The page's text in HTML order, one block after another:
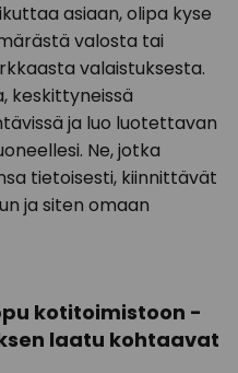
asiaan, olipa kyse
valosta tai
valaistuksesta.
keskittyneissä
ja luo luotettavan
Ne, jotka
tietoisesti, kiinnittävät
ja siten omaan
kotitoimistoon -
laatu kohtaavat